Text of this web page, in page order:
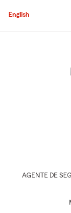
English
AGENTE DE